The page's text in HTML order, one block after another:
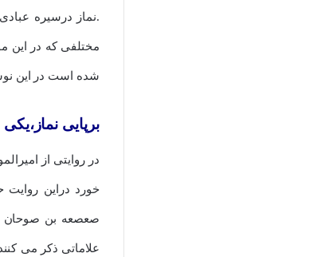
.نماز درسیره
مختلفی که در این
شده است در این
برپایی
در روایتی از
خورد دراین
صعصعه بن صوحان
علاماتی ذکر می